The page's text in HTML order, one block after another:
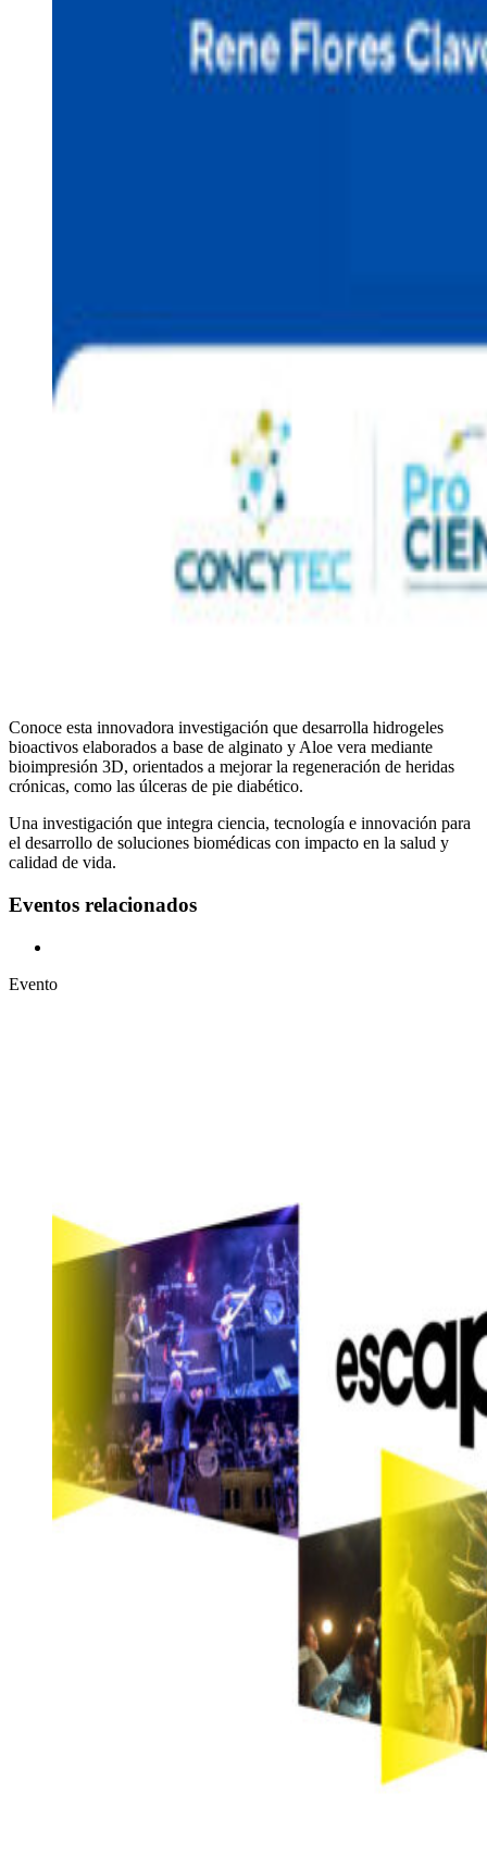
Conoce esta innovadora investigación que desarrolla hidrogeles
bioactivos elaborados a base de alginato y Aloe vera mediante
bioimpresión 3D, orientados a mejorar la regeneración de heridas
crónicas, como las úlceras de pie diabético.
Una investigación que integra ciencia, tecnología e innovación para
el desarrollo de soluciones biomédicas con impacto en la salud y
calidad de vida.
Eventos relacionados
Evento